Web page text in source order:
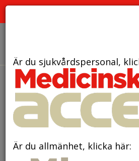
den 19 oktober 2020
BIOMIMETIK – Vad
vi lära inom
medicin från
Är du sjukvårdspersonal,
Är du allmänhet, klicka här: